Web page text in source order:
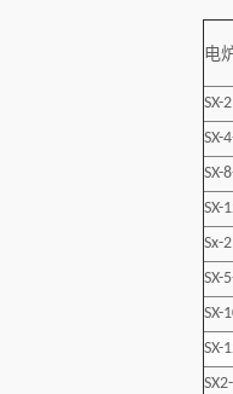
电
SX-
SX-
SX-
SX-
Sx-
SX-
SX-
SX-